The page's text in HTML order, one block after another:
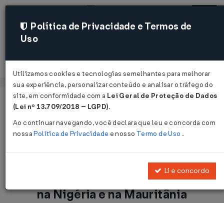
Acessar
Página Inicial
Notícias
Mauritânia...
Voltar
Aberturas de mercado para o Brasil
na Nigéria e na Mauritânia
Política de Privacidade e Termos de
Uso
Utilizamos cookies e tecnologias semelhantes para melhorar
sua experiência, personalizar conteúdo e analisar o tráfego do
site, em conformidade com a Lei Geral de Proteção de Dados
(Lei nº 13.709/2018 – LGPD).
Ao continuar navegando, você declara que leu e concorda com
nossaPolítica de Privacidade e nosso Termo de Uso .
Li e concordo